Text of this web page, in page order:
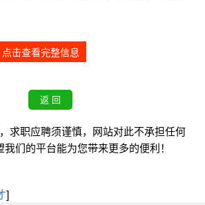
点击查看完整信息
求职应聘须谨慎，网站对此不承担任何
们的平台能为您带来更多的便利！
]